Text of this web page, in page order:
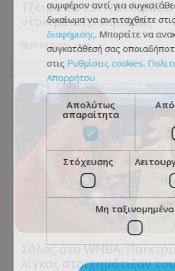
Τζέιμς: Το ESPN
ντοκιμαντέρ καριέρας
04.08.2026 - 15:09
Σάλος στο WNBA:
λίγκας στοιχημάτιζαν
συμφέρον αντί για
δικαίωμα να αντιταχθείτε
διαφήμισης. Μπορείτε να
συγκατάθεσή σας
στις Ρυθμίσεις cookies.
Απορρήτου
Απολύτως
απαραίτητα
Στόχευσης
Μη ταξινομημένα